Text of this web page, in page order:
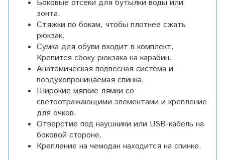
Боковые отсеки для бутылки воды или
зонта.
Стяжки по бокам, чтобы плотнее сжать
рюкзак.
Сумка для обуви входит в комплект.
Крепится сбоку рюкзака на карабин.
Анатомическая подвесная система и
воздухопроницаемая спинка.
Широкие мягкие лямки со
светоотражающими элементами и крепление
для очков.
Отверстие под наушники или USB-кабель на
боковой стороне.
Крепление на чемодан находится на спинке.